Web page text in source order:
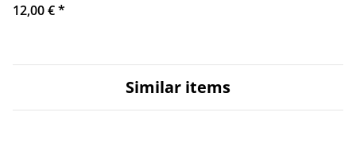
12,00 €*
Similar items